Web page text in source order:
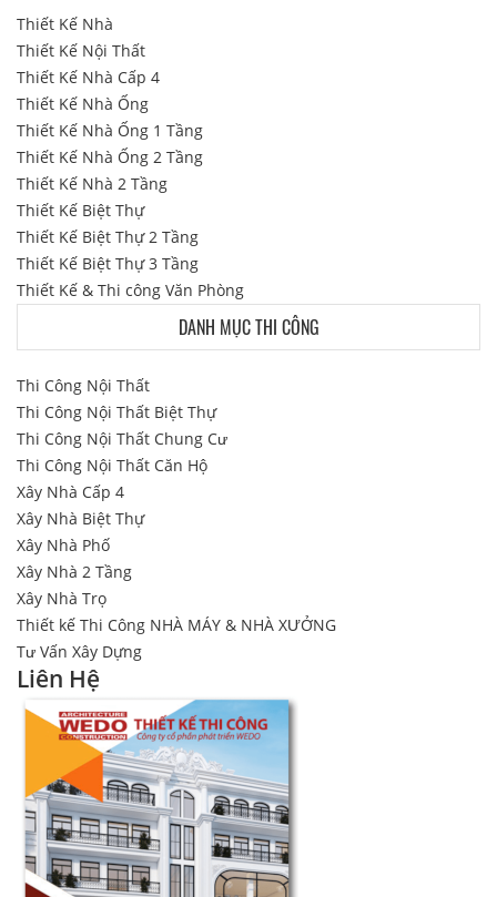
Thiết Kế Nhà
Thiết Kế Nội Thất
Thiết Kế Nhà Cấp 4
Thiết Kế Nhà Ống
Thiết Kế Nhà Ống 1 Tầng
Thiết Kế Nhà Ống 2 Tầng
Thiết Kế Nhà 2 Tầng
Thiết Kế Biệt Thự
Thiết Kế Biệt Thự 2 Tầng
Thiết Kế Biệt Thự 3 Tầng
Thiết Kế & Thi công Văn Phòng
DANH MỤC THI CÔNG
Thi Công Nội Thất
Thi Công Nội Thất Biệt Thự
Thi Công Nội Thất Chung Cư
Thi Công Nội Thất Căn Hộ
Xây Nhà Cấp 4
Xây Nhà Biệt Thự
Xây Nhà Phố
Xây Nhà 2 Tầng
Xây Nhà Trọ
Thiết kế Thi Công NHÀ MÁY & NHÀ XƯỞNG
Tư Vấn Xây Dựng
Liên Hệ